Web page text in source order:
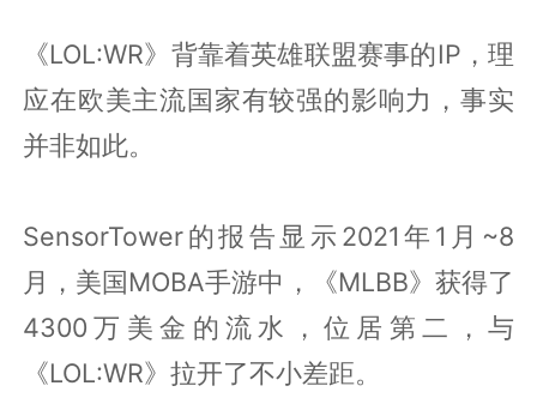
《LOL:WR》背靠着英雄联盟赛事的IP，理
应在欧美主流国家有较强的影响力，事实
并非如此。
SensorTower的报告显示2021年1月~8
月，美国MOBA手游中，《MLBB》获得了
4300万美金的流水，位居第二，与
《LOL:WR》拉开了不小差距。